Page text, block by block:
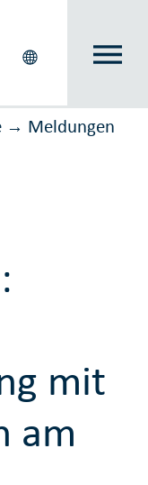
→ Meldungen
mit
am